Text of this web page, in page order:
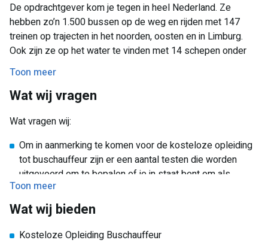
theoretische gedeelte en nog eens 30 uur na het behalen
van het praktijkexamen.
Aantrekkelijk uurloon en toeslagen: Het startsalaris van
een buschauffeur ligt tussen de € 15,69 en € 16,94 bruto
per uur. Daarnaast bouw je vakantiegeld en vakantiedagen
Onregelmatigheidstoeslag;
Diplomatoeslag;
EHBO toeslag;
Eenmalige uitkering;
Eindejaarsuitkering
Gebroken dienst toeslag;
tussen 04:30 uur en 02:00 uur gereden. Als fulltime
De opdrachtgever kom je tegen in heel Nederland. Ze
hebben zo’n 1.500 bussen op de weg en rijden met 147
treinen op trajecten in het noorden, oosten en in Limburg.
Ook zijn ze op het water te vinden met 14 schepen onder
de noemer Waterbus. Ze hebben zo’n 60 touringcars die ze
verhuren en het (pendel)vervoer tijdens grote evenementen
mee verzorgen. Bij de opdrachtgever werken 5.500
reizigers een goede reis te bieden!
Toon meer
Wat wij vragen
Wat vragen wij:
Om in aanmerking te komen voor de kosteloze opleiding
tot buschauffeur zijn er een aantal testen die worden
uitgevoerd om te bepalen of je in staat bent om als
buschauffeur aan de slag te kunnen.
E-assessment: Na een positief eerste gesprek wordt je
Na een positief resultaat ga je op gesprek bij de
Toon meer
Wat wij bieden
Kosteloze Opleiding Buschauffeur